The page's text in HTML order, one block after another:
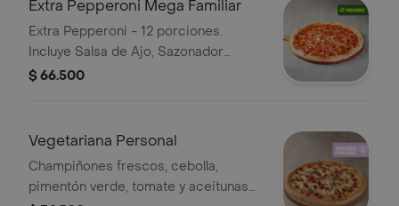
Extra Pepperoni Mega Familiar
Extra Pepperoni - 12 porciones.
Incluye Salsa de Ajo, Sazonador
Pimienta Roja y Pepperoncini.
$ 66.500
Vegetariana Personal
Champiñones frescos, cebolla,
pimentón verde, tomate y aceitunas